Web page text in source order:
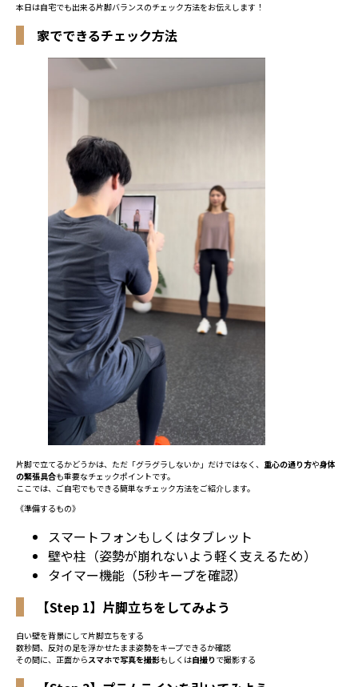
本日は自宅でも出来る片脚バランスのチェック方法をお伝えします！
家でできるチェック方法
片脚で立てるかどうかは、ただ「グラグラしないか」だけではなく、 重心の通り方や身体
の緊張具合も重要なチェックポイントです。
ここでは、ご自宅でもできる簡単なチェック方法をご紹介します。
《準備するもの》
スマートフォンもしくはタブレット
壁や柱（姿勢が崩れないよう軽く支えるため）
タイマー機能（5秒キープを確認）
【Step 1】片脚立ちをしてみよう
白い壁を背景にして片脚立ちをする
数秒間、反対の足を浮かせたまま姿勢をキープできるか確認
その間に、正面からスマホで写真を撮影もしくは自撮りで撮影する